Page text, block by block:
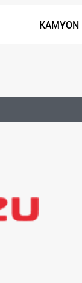
KAMYON